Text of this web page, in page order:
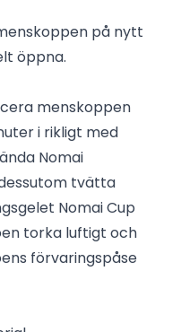
på nytt
öppna.
menskoppen
i rikligt med
Nomai
tvätta
Nomai Cup
torka luftigt och
förvaringspåse